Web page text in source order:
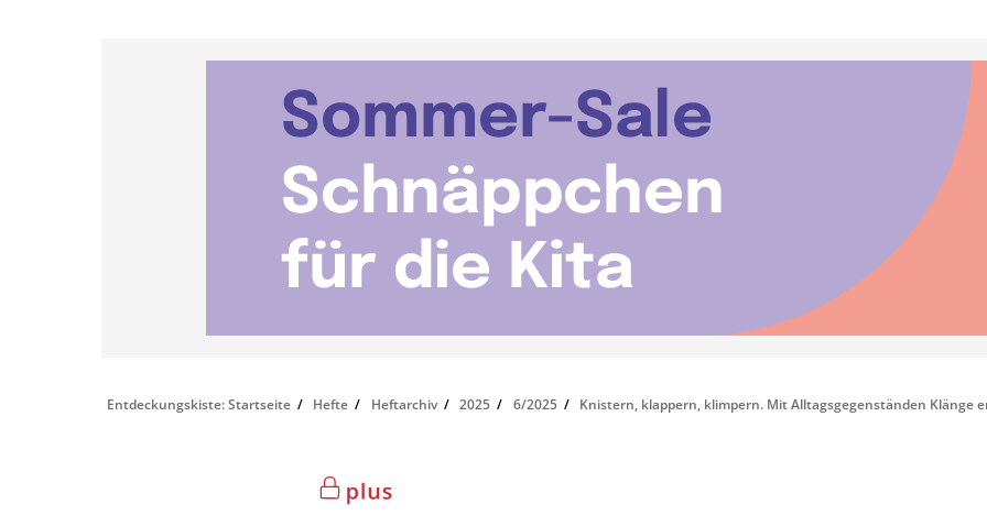
Entdeckungskiste: Startseite Hefte Heftarchiv 2025 6/2025 Knistern, klappern, klimpern. Mit Alltagsgegenständen Klänge